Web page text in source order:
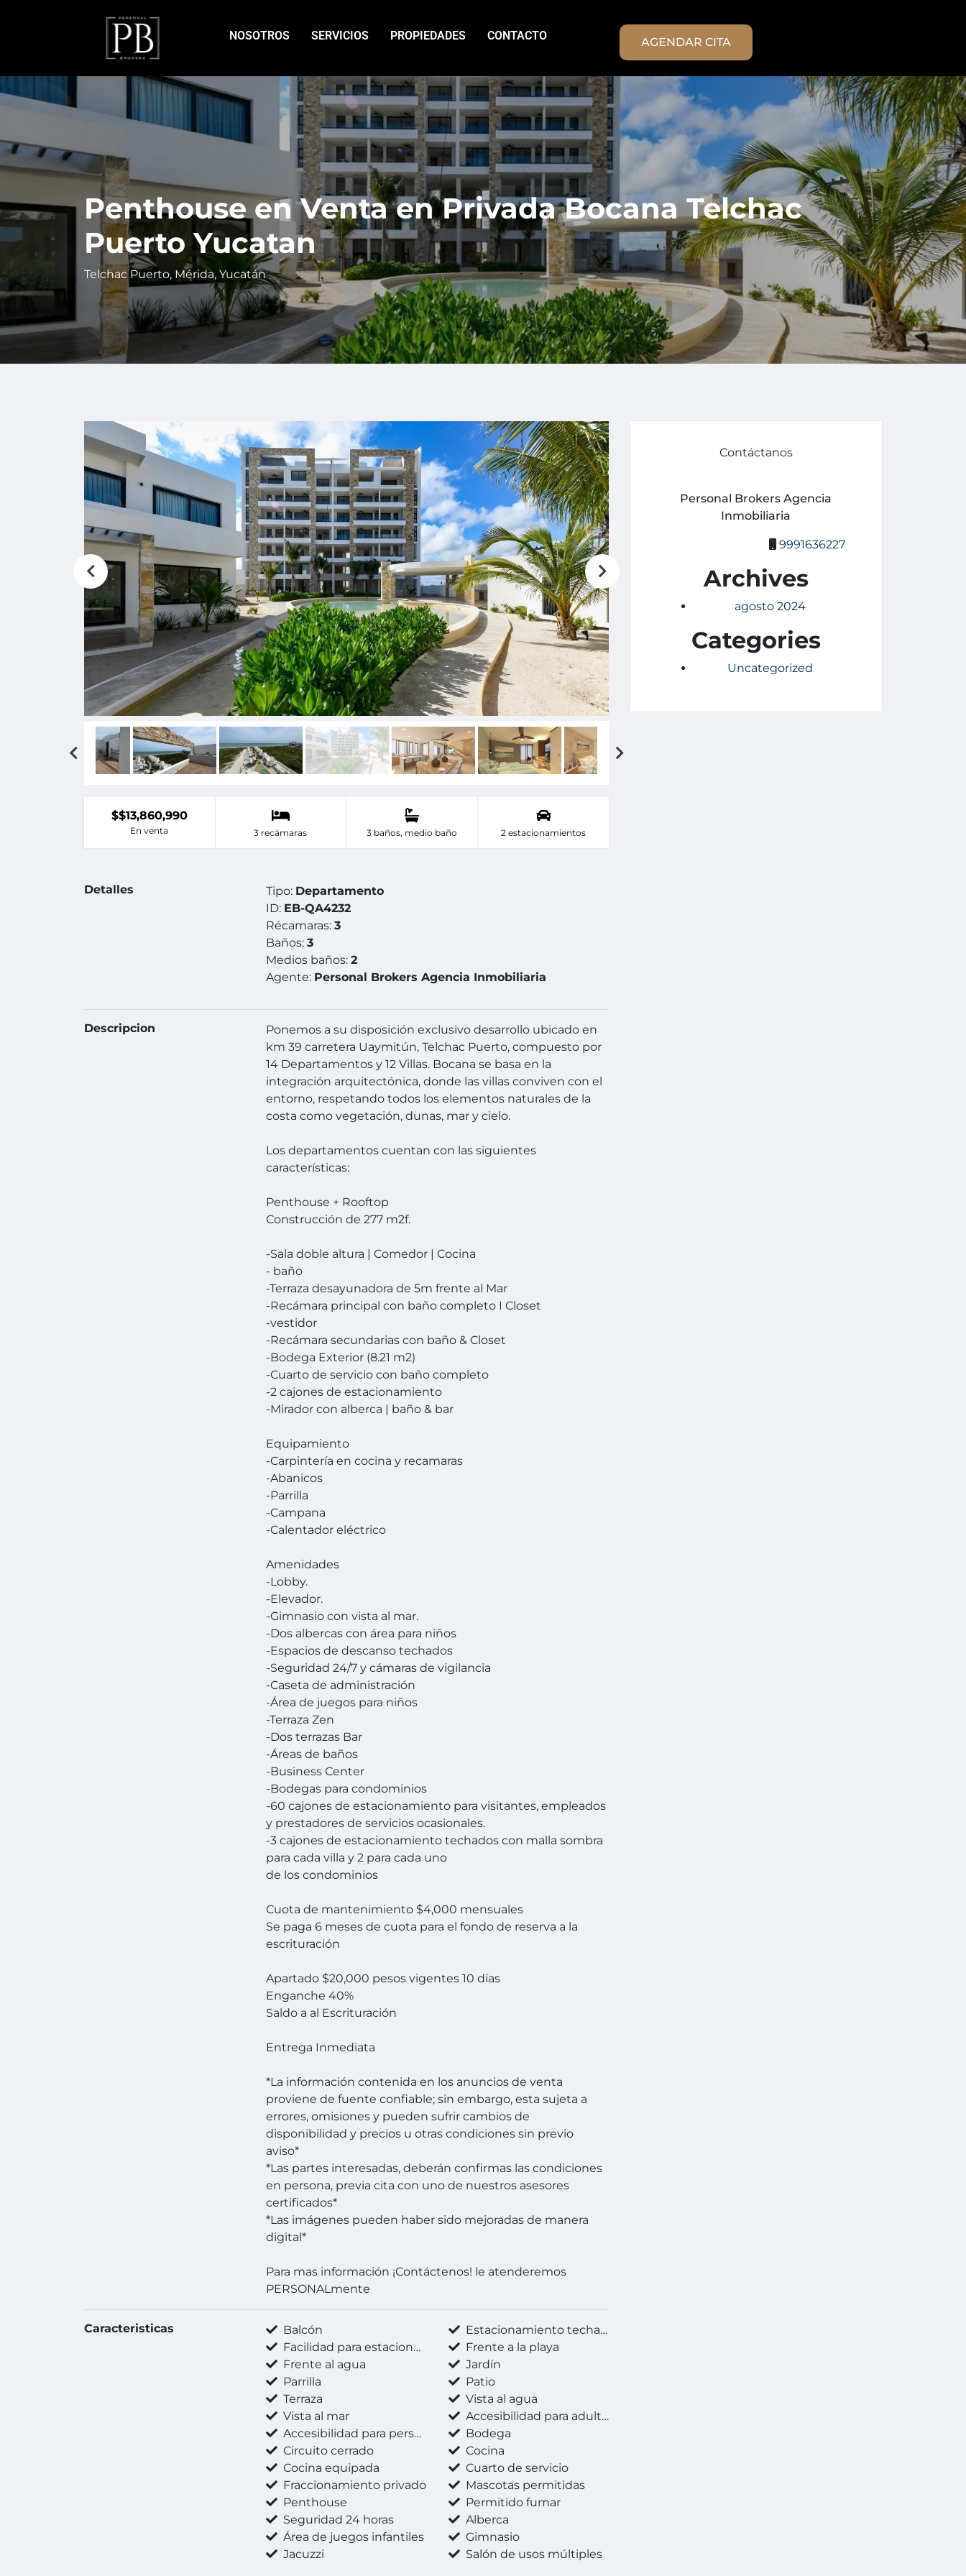
NOSOTROS SERVICIOS PROPIEDADES CONTACTO AGENDAR CITA
Penthouse en Venta en Privada Bocana Telchac
Puerto Yucatan
Telchac Puerto, Mérida, Yucatán
$$13,860,990
En venta 3 recámaras 3 baños, medio baño 2 estacionamientos
Detalles Tipo: Departamento
ID: EB-QA4232
Récamaras:3
Baños:3
Medios baños:2
Agente: Personal Brokers Agencia Inmobiliaria
Descripcion
Ponemos a su disposición exclusivo desarrollo ubicado en
km 39 carretera Uaymitún, Telchac Puerto, compuesto por
14 Departamentos y 12 Villas. Bocana se basa en la
integración arquitectónica, donde las villas conviven con el
entorno, respetando todos los elementos naturales de la
costa como vegetación, dunas, mar y cielo.
Los departamentos cuentan con las siguientes
características:
Penthouse + Rooftop
Construcción de 277 m2f.
-Sala doble altura | Comedor | Cocina
- baño
-Terraza desayunadora de 5m frente al Mar
-Recámara principal con baño completo I Closet
-vestidor
-Recámara secundarias con baño & Closet
-Bodega Exterior (8.21 m2)
-Cuarto de servicio con baño completo
-2 cajones de estacionamiento
-Mirador con alberca | baño & bar
Equipamiento
-Carpintería en cocina y recamaras
-Abanicos
-Parrilla
-Campana
-Calentador eléctrico
Amenidades
-Lobby.
-Elevador.
-Gimnasio con vista al mar.
-Dos albercas con área para niños
-Espacios de descanso techados
-Seguridad 24/7 y cámaras de vigilancia
-Caseta de administración
-Área de juegos para niños
-Terraza Zen
-Dos terrazas Bar
-Áreas de baños
-Business Center
-Bodegas para condominios
-60 cajones de estacionamiento para visitantes, empleados
y prestadores de servicios ocasionales.
-3 cajones de estacionamiento techados con malla sombra
para cada villa y 2 para cada uno
de los condominios
Cuota de mantenimiento $4,000 mensuales
Se paga 6 meses de cuota para el fondo de reserva a la
escrituración
Apartado $20,000 pesos vigentes 10 días
Enganche 40%
Saldo a al Escrituración
Entrega Inmediata
*La información contenida en los anuncios de venta
proviene de fuente confiable; sin embargo, esta sujeta a
errores, omisiones y pueden sufrir cambios de
disponibilidad y precios u otras condiciones sin previo
aviso*
*Las partes interesadas, deberán confirmas las condiciones
en persona, previa cita con uno de nuestros asesores
certificados*
*Las imágenes pueden haber sido mejoradas de manera
digital*
Para mas información ¡Contáctenos! le atenderemos
PERSONALmente
Caracteristicas Balcón
Estacionamiento techado
Facilidad para estacionarse
Frente a la playa
Frente al agua
Jardín
Parrilla
Patio
Terraza
Vista al agua
Vista al mar
Accesibilidad para adultos mayores
Accesibilidad para personas con discapacidad
Bodega
Circuito cerrado
Cocina
Cocina equipada
Cuarto de servicio
Fraccionamiento privado
Mascotas permitidas
Penthouse
Permitido fumar
Seguridad 24 horas
Alberca
Área de juegos infantiles
Gimnasio
Jacuzzi
Salón de usos múltiples
Contáctanos
Personal Brokers Agencia
Inmobiliaria
9991636227
Archives
agosto 2024
Categories
Uncategorized